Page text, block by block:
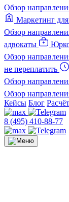
Обзор
Маркетинг
Обзор
адвокаты
Обзор
не переплатить
Обзор
Обзор
Кейсы Блог
8 (495) 410-88-77